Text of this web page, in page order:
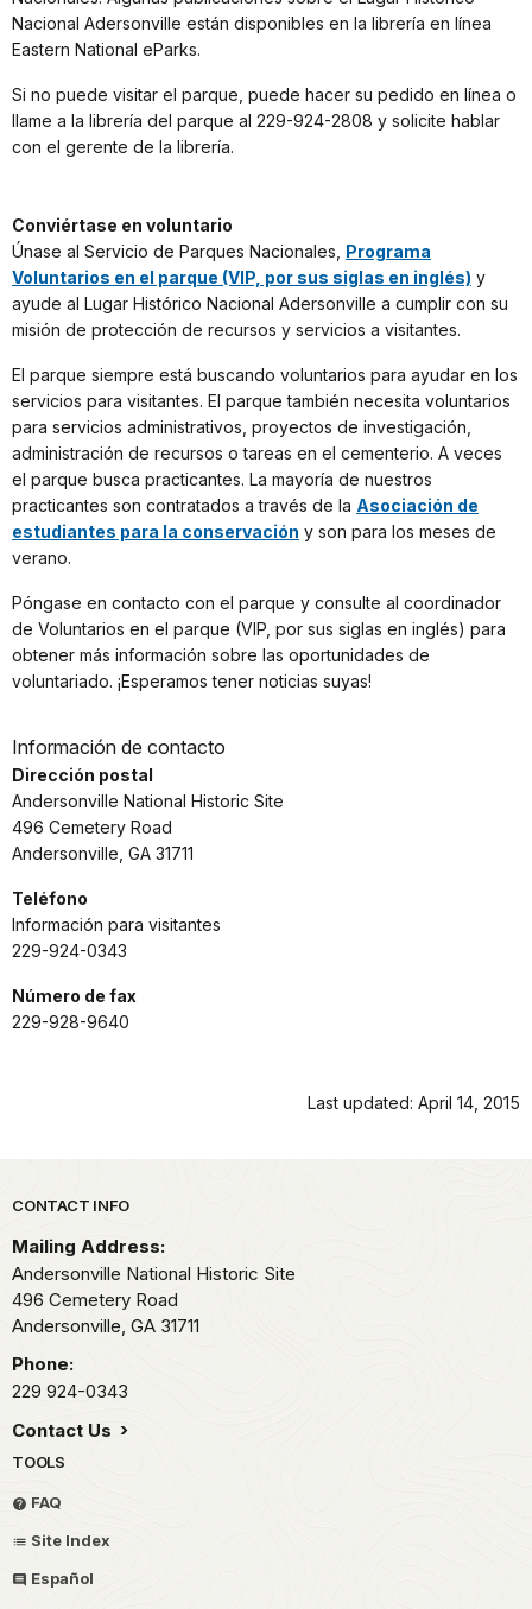
Nacional Adersonville están disponibles en la librería en línea
Eastern National eParks.
Si no puede visitar el parque, puede hacer su pedido en línea o
llame a la librería del parque al 229-924-2808 y solicite hablar
con el gerente de la librería.
Conviértase en voluntario
Únase al Servicio de Parques Nacionales, Programa
Voluntarios en el parque (VIP, por sus siglas en inglés) y
ayude al Lugar Histórico Nacional Adersonville a cumplir con su
misión de protección de recursos y servicios a visitantes.
El parque siempre está buscando voluntarios para ayudar en los
servicios para visitantes. El parque también necesita voluntarios
para servicios administrativos, proyectos de investigación,
administración de recursos o tareas en el cementerio. A veces
el parque busca practicantes. La mayoría de nuestros
practicantes son contratados a través de la Asociación de
estudiantes para la conservación y son para los meses de
verano.
Póngase en contacto con el parque y consulte al coordinador
de Voluntarios en el parque (VIP, por sus siglas en inglés) para
obtener más información sobre las oportunidades de
voluntariado. ¡Esperamos tener noticias suyas!
Información de contacto
Dirección postal
Andersonville National Historic Site
496 Cemetery Road
Andersonville, GA 31711
Teléfono
Información para visitantes
229-924-0343
Número de fax
229-928-9640
Last updated: April 14, 2015
Park footer
CONTACT INFO
Mailing Address:
Andersonville National Historic Site
496 Cemetery Road
Andersonville, GA 31711
Phone:
229 924-0343
Contact Us
TOOLS
FAQ
Site Index
Español